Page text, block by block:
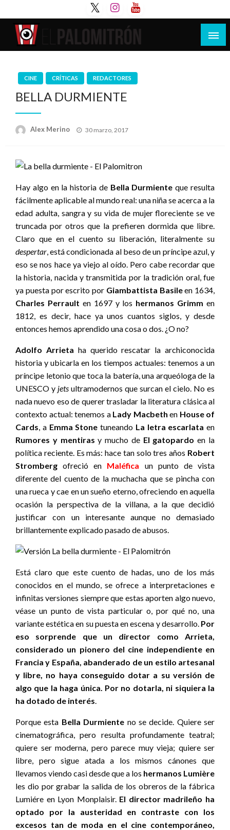
al
contenido
Tu espacio de la industria de cine española y
CINE CRÍTICAS REDACTORES
BELLA DURMIENTE
Alex Merino
Publicado
30 marzo, 2017
Hay algo en la historia deBella Durmiente que resulta
fácilmente aplicable al mundo real: una niña se acerca a la
edad adulta, sangra y su vida de mujer floreciente se ve
truncada por otros que la prefieren dormida que libre.
Claro que en el cuento su liberación, literalmente su
despertar, está condicionada al beso de un príncipe azul, y
eso se nos hace ya viejo al oído. Pero cabe recordar que
la historia, nacida y transmitida por la tradición oral, fue
ya puesta por escrito por Giambattista Basileen 1634,
Charles Perrault en 1697 y los hermanos Grimm en
1812, es decir, hace ya unos cuantos siglos, y desde
entonces hemos aprendido una cosa o dos. ¿O no?
Adolfo Arrieta ha querido rescatar la archiconocida
historia y ubicarla en los tiempos actuales: tenemos a un
príncipe letonio que toca la batería, una arqueóloga de la
UNESCO y jets ultramodernos que surcan el cielo. No es
nada nuevo eso de querer trasladar la literatura clásica al
contexto actual: tenemos a Lady Macbeth en House of
Cards, a Emma Stone tuneando La letra escarlata en
Rumores y mentiras y mucho de El gatopardo en la
política reciente. Es más: hace tan solo tres años Robert
Stromberg ofreció en Maléfica un punto de vista
diferente del cuento de la muchacha que se pincha con
una rueca y cae en un sueño eterno, ofreciendo en aquella
ocasión la perspectiva de la villana, a la que decidió
justificar con un interesante aunque no demasiado
brillantemente explicado pasado de abusos.
Está claro que este cuento de hadas, uno de los más
conocidos en el mundo, se ofrece a interpretaciones e
infinitas versiones siempre que estas aporten algo nuevo,
véase un punto de vista particular o, por qué no, una
variante estética en su puesta en escena y desarrollo. Por
eso sorprende que un director como Arrieta,
considerado un pionero del cine independiente en
Francia y España, abanderado de un estilo artesanal
y libre, no haya conseguido dotar a su versión de
algo que la haga única. Por no dotarla, ni siquiera la
ha dotado de interés.
Porque esta Bella Durmiente no se decide. Quiere ser
cinematográfica, pero resulta profundamente teatral;
quiere ser moderna, pero parece muy vieja; quiere ser
libre, pero sigue atada a los mismos cánones que
llevamos viendo casi desde que a los hermanos Lumière
les dio por grabar la salida de los obreros de la fábrica
Lumiére en Lyon Monplaisir. El director madrileño ha
optado por la austeridad en contraste con los
excesos tan de moda en el cine contemporáneo,